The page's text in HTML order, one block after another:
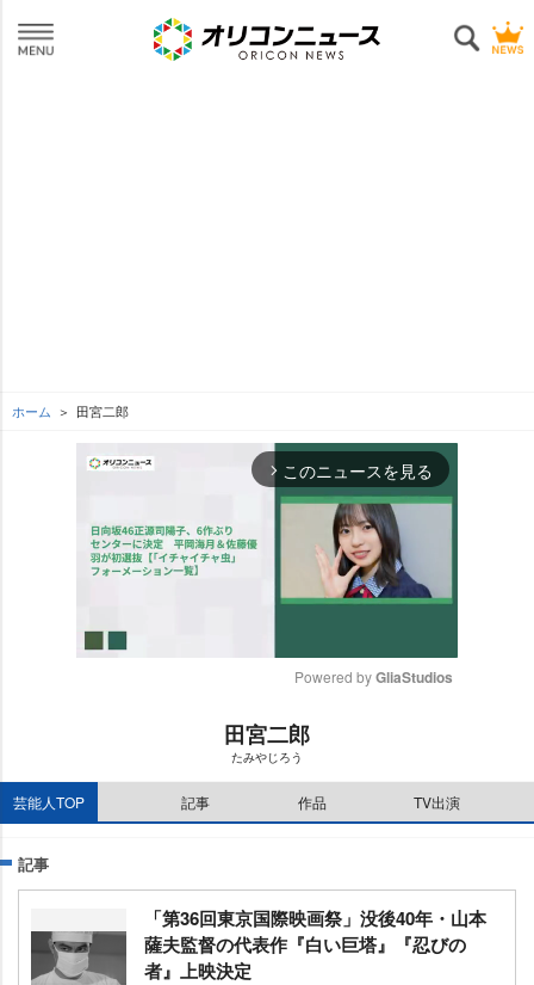
ホーム 田宮二郎
arrow_forward_ios このニュースを見る
Powered by GliaStudios
田宮二郎
たみやじろう
芸能人TOP 記事 作品 TV出演
記事
「第36回東京国際映画祭」没後40年・山本
薩夫監督の代表作『白い巨塔』『忍びの
者』上映決定